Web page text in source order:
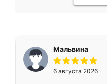
Мальвина
6 августа 2026